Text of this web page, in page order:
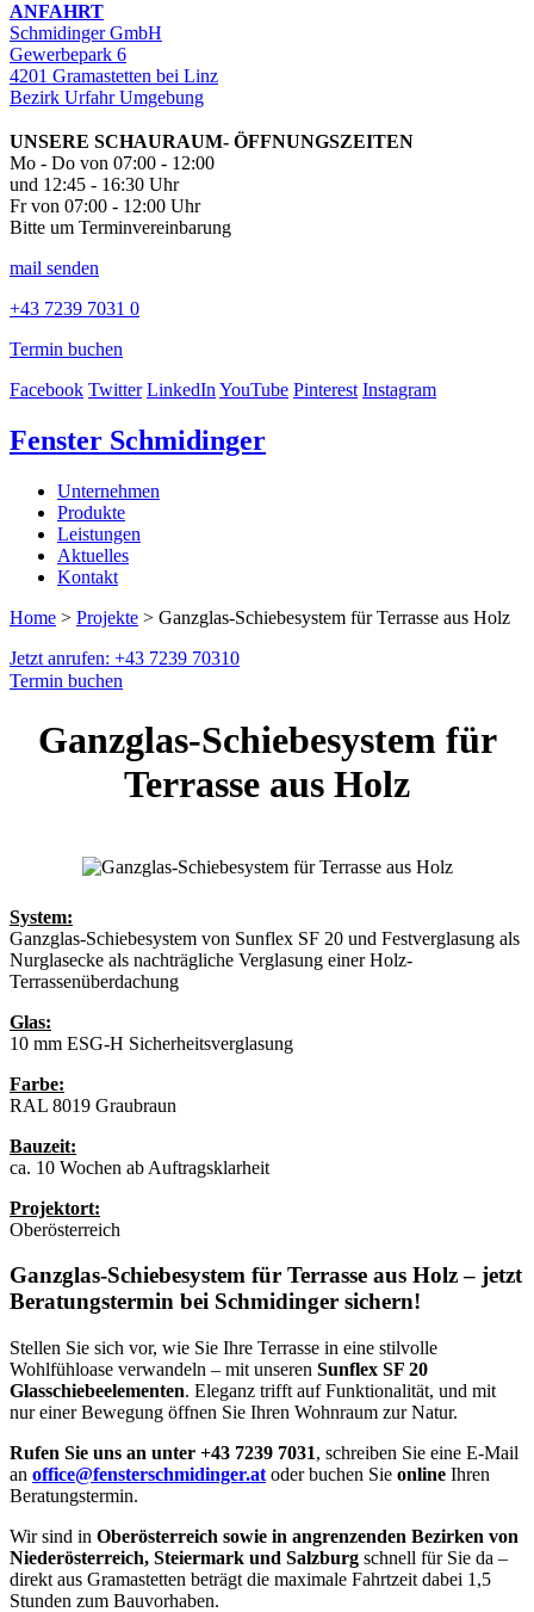
ANFAHRT
Schmidinger GmbH
Gewerbepark 6
4201 Gramastetten bei Linz
Bezirk Urfahr Umgebung
UNSERE SCHAURAUM- ÖFFNUNGSZEITEN
Mo - Do von 07:00 - 12:00
und 12:45 - 16:30 Uhr
Fr von 07:00 - 12:00 Uhr
Bitte um Terminvereinbarung
mail senden
+43 7239 7031 0
Termin buchen
Facebook Twitter LinkedInYouTube Pinterest Instagram
Fenster Schmidinger
Unternehmen
Produkte
Leistungen
Aktuelles
Kontakt
Home > Projekte > Ganzglas-Schiebesystem für Terrasse aus Holz
Jetzt anrufen: +43 7239 70310
Termin buchen
Ganzglas-Schiebesystem für
Terrasse aus Holz
System:
Ganzglas-Schiebesystem von Sunflex SF 20 und Festverglasung als
Nurglasecke als nachträgliche Verglasung einer Holz-
Terrassenüberdachung
Glas:
10 mm ESG-H Sicherheitsverglasung
Farbe:
RAL 8019 Graubraun
Bauzeit:
ca. 10 Wochen ab Auftragsklarheit
Projektort:
Oberösterreich
Ganzglas-Schiebesystem für Terrasse aus Holz – jetzt
Beratungstermin bei Schmidinger sichern!
Stellen Sie sich vor, wie Sie Ihre Terrasse in eine stilvolle
Wohlfühloase verwandeln – mit unseren Sunflex SF 20
Glasschiebeelementen. Eleganz trifft auf Funktionalität, und mit
nur einer Bewegung öffnen Sie Ihren Wohnraum zur Natur.
Rufen Sie uns an unter +43 7239 7031, schreiben Sie eine E-Mail
an office@fensterschmidinger.at oder buchen Sie online Ihren
Beratungstermin.
Wir sind in Oberösterreich sowie in angrenzenden Bezirken von
Niederösterreich, Steiermark und Salzburg schnell für Sie da –
direkt aus Gramastetten beträgt die maximale Fahrtzeit dabei 1,5
Stunden zum Bauvorhaben.